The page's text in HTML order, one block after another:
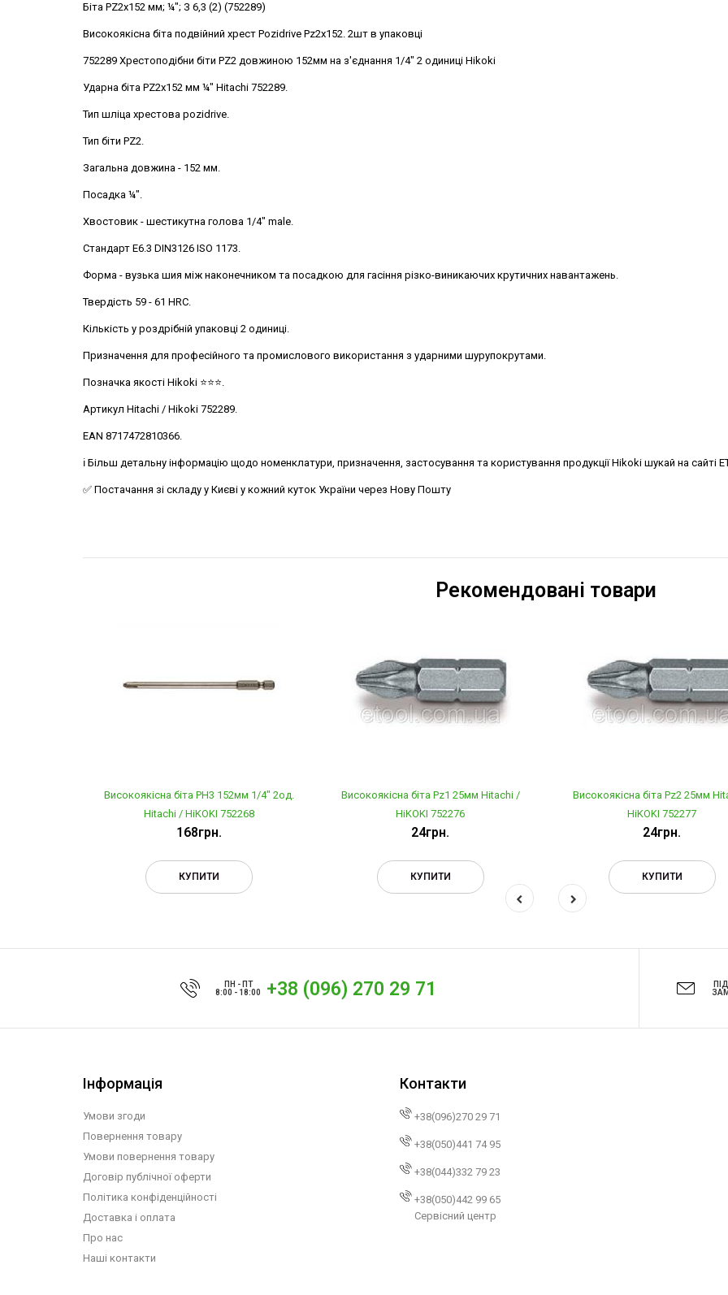
Біта PZ2х152 мм; ¼"; З 6,3 (2) (752289)
Високоякісна біта подвійний хрест Pozidrive Pz2x152. 2шт в упаковці
752289 Хрестоподібни біти PZ2 довжиною 152мм на з'єднання 1/4" 2 одиниці Hikoki
Ударна біта PZ2х152 мм ¼" Hitachi 752289.
Тип шліца хрестова pozidrive.
Тип біти PZ2.
Загальна довжина - 152 мм.
Посадка ¼".
Хвостовик - шестикутна голова 1/4" male.
Стандарт E6.3 DIN3126 ISO 1173.
Форма - вузька шия між наконечником та посадкою для гасіння різко-виникаючих крутичних навантажень.
Твердість 59 - 61 HRC.
Кількість у роздрібній упаковці 2 одиниці.
Призначення для професійного та промислового використання з ударними шурупокрутами.
Позначка якості Hikoki ⭐️⭐️⭐️.
Артикул Hitachi / Hikoki 752289.
EAN 8717472810366.
ℹ️ Більш детальну інформацію щодо номенклатури, призначення, застосування та користування продукції Hikoki шукай на сайті
✅ Постачання зі складу у Києві у кожний куток України через Нову Пошту
Рекомендовані товари
Високоякісна біта PH3 152мм 1/4" 2од.
Hitachi / HiKOKI 752268
168грн.
КУПИТИ
Високоякісна біта Pz1 25мм Hitachi /
HiKOKI 752276
24грн.
КУПИТИ
Високоякісна біта Pz2 25мм
HiKOKI 752277
24грн.
КУПИТИ
ПН - ПТ
8:00 - 18:00
+38 (096) 270 29 71
Інформація
Умови згоди
Повернення товару
Умови повернення товару
Договір публічної оферти
Політика конфіденційності
Доставка і оплата
Про нас
Наші контакти
Контакти
+38(096)270 29 71
+38(050)441 74 95
+38(044)332 79 23
+38(050)442 99 65
Сервісний центр